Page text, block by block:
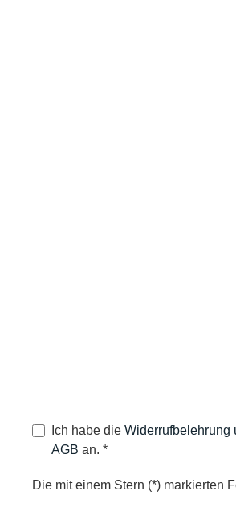
Ich habe die Widerrufbelehrung
AGB an. *
Die mit einem Stern (*) markierten